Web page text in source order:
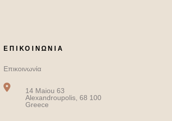
ΕΠΙΚΟΙΝΩΝΙΑ
Επικοινωνία
14 Maiou 63
Alexandroupolis, 68 100
Greece